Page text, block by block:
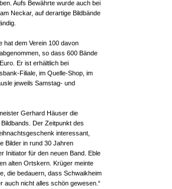
Aufs Bewährte wurde auch bei
Neckar, auf derartige Bildbände
hat dem Verein 100 davon
so dass 600 Bände
Er ist erhältlich bei
Filiale, im Quelle-Shop, im
jeweils Samstag- und
Gerhard Häuser die
Der Zeitpunkt des
interessant,
Bilder in rund 30 Jahren
Initiator für den neuen Band. Eble
alten Ortskern. Krüger meinte
die bedauern, dass Schwaikheim
auch nicht alles schön gewesen.“